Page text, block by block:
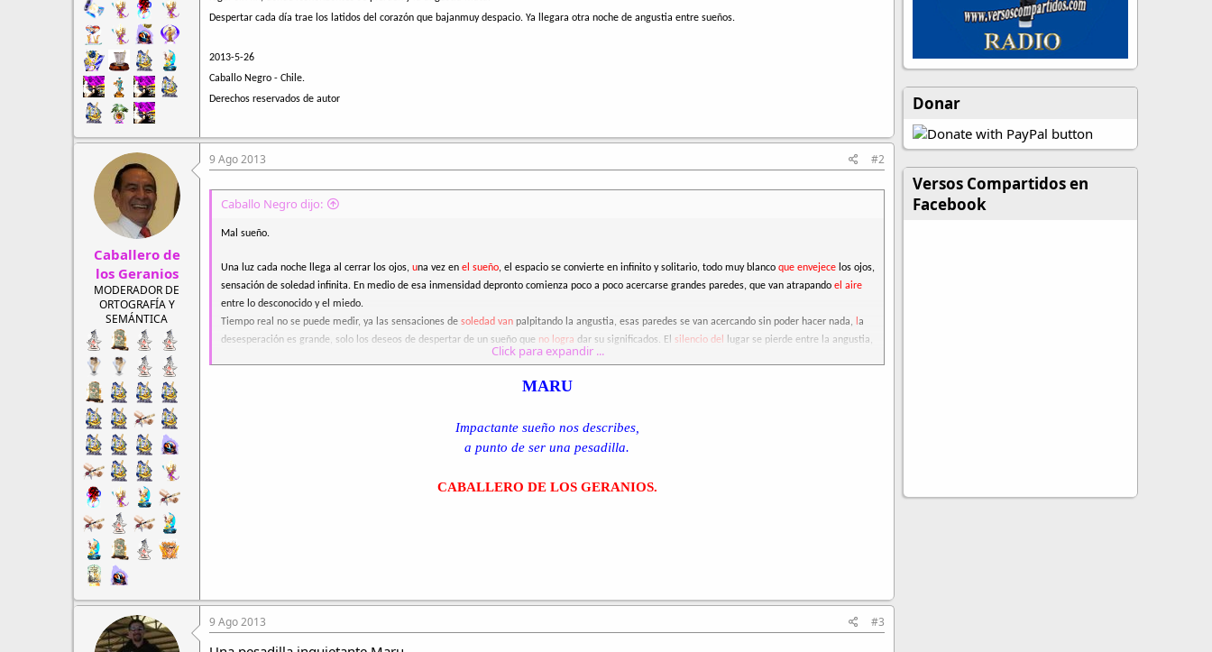
Despertar cada día trae los latidos del corazón que bajanmuy despacio. Ya llegara otra noche de angustia entre sueños.
2013-5-26
Caballo Negro - Chile.
Derechos reservados de autor
Caballero de
los Geranios
MODERADOR DE
ORTOGRAFÍA Y
SEMÁNTICA
9 Ago 2013 #2
Caballo Negro dijo:
Mal sueño.
Una luz cada noche llega al cerrar los ojos, una vez en el sueño, el espacio se convierte en infinito y solitario, todo muy blanco que envejece los ojos,
sensación de soledad infinita. En medio de esa inmensidad depronto comienza poco a poco acercarse grandes paredes, que van atrapando el aire
entre lo desconocido y el miedo.
Tiempo real no se puede medir, ya las sensaciones de soledad van palpitando la angustia, esas paredes se van acercando sin poder hacer nada, la
desesperación es grande, solo los deseos de despertar de un sueño que no logra dar su significados. El silencio del lugar se pierde entre la angustia,
se pierden y la angustia mata.Click para expandir ...
MARU
Impactante sueño nos describes,
a punto de ser una pesadilla.
CABALLERO DE LOS GERANIOS.
9 Ago 2013 #3
Donar
Versos Compartidos en
Facebook